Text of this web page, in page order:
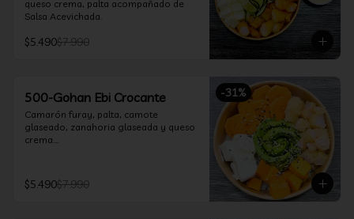
queso crema, palta acompañado de
Salsa Acevichada.
$5.490$7.990
-31%
500-Gohan Ebi Crocante
Camarón furay, palta, camote
glaseado, zanahoria glaseada y queso
crema.
$5.490$7.990